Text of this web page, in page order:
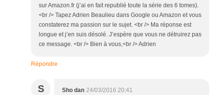
sur Amazon.fr (j’ai en fait republié toute la série des 6 tomes).
<br /> Tapez Adrien Beaulieu dans Google ou Amazon et vous
constaterez ma passion sur le sujet. <br /> Ma réponse est
longue et j’en suis désolé. J’espère que vous ne détruirez pas
ce message. <br /> Bien à vous,<br /> Adrien
Répondre
S Sho dan 24/03/2016 20:41